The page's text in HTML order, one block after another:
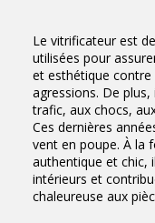
Le vitrificateur est
utilisées pour
et esthétique contre
agressions. De
trafic, aux chocs,
Ces dernières
vent en poupe. À la
authentique et chic,
intérieurs et
chaleureuse aux